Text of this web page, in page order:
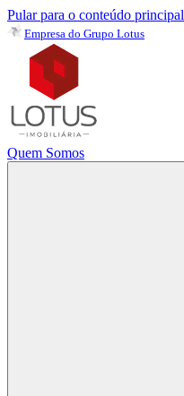
Pular para o conteúdo principal
Empresa do Grupo Lotus
Quem Somos